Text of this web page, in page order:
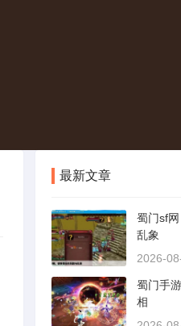
最新文章
蜀门sf
乱象
2026-
蜀门手
相